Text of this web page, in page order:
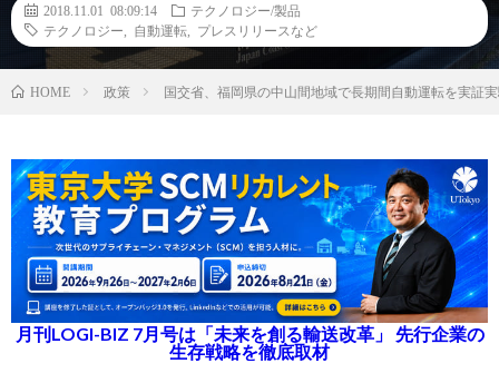
2018.11.01 08:09:14
テクノロジー/製品
テクノロジー
自動運転 プレスリリースなど
HOME 政策 国交省、福岡県の中山間地域で長期間自動運転を実証
月刊LOGI-BIZ 7月号は「未来を創る輸送改革」 先行企業の
生存戦略を徹底取材